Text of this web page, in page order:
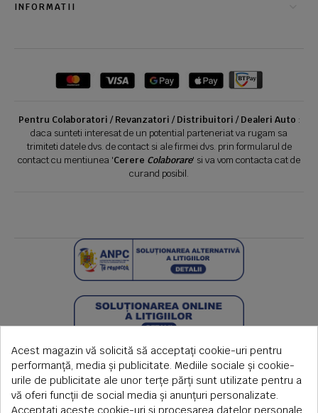
INFORMATII
Pentru Colaboratori / Revanzatori / Distribuitori / Dealeri Auto :
daca sunteti interesat de un potential parteneriat va rugam sa
trimiteti datele dvs. de contact si ale firmei dvs. prin formularul de
contact cu mentiunea 'Cerere Colaborare' si va vom contacta cat de
curand posibil.
Acest magazin vă solicită să acceptați cookie-uri pentru
performanță, media și publicitate. Mediile sociale și cookie-
urile de publicitate ale unor terțe părți sunt utilizate pentru a
vă oferi funcții de social media și anunțuri personalizate.
Acceptați aceste cookie-uri și procesarea datelor personale